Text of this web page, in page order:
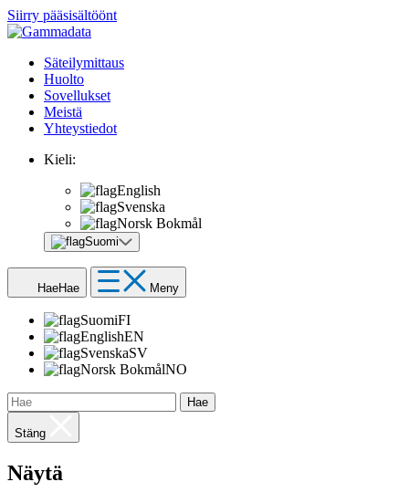
Siirry pääsisältöönt
Säteilymittaus
Huolto
Sovellukset
Meistä
Yhteystiedot
Kieli:
English
Svenska
Norsk Bokmål
Suomi
HaeHae Meny
SuomiFI
EnglishEN
SvenskaSV
Norsk BokmålNO
Hae
Stäng
Näytä